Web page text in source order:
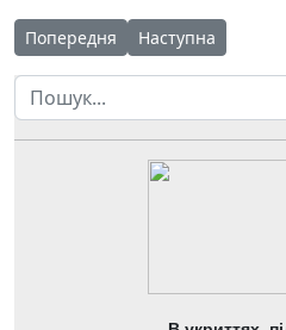
Попередня стаття: Поринути у
Попередня Наступна
Наступна
Пошук